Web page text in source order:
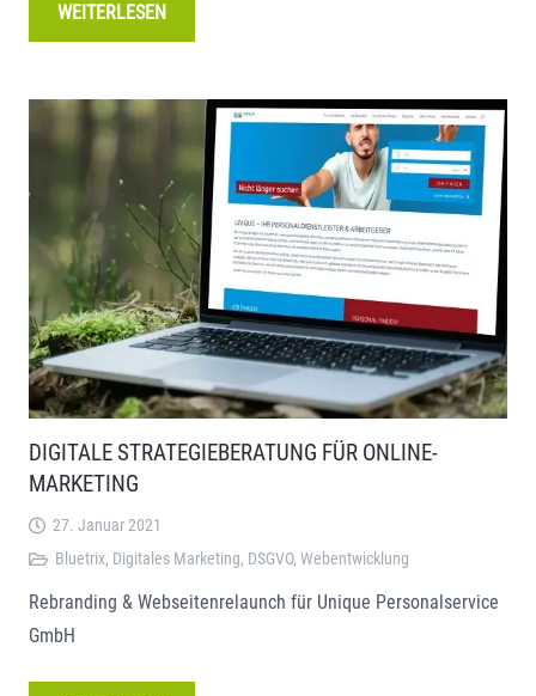
WEITERLESEN
DIGITALE STRATEGIEBERATUNG FÜR ONLINE-
MARKETING
27. Januar 2021
Bluetrix, Digitales Marketing, DSGVO, Webentwicklung
Rebranding & Webseitenrelaunch für Unique Personalservice
GmbH